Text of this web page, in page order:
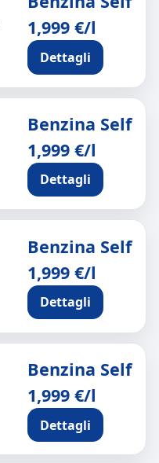
1,999 €/l
Dettagli
Benzina Self
1,999 €/l
Dettagli
Benzina Self
1,999 €/l
Dettagli
Benzina Self
1,999 €/l
Dettagli